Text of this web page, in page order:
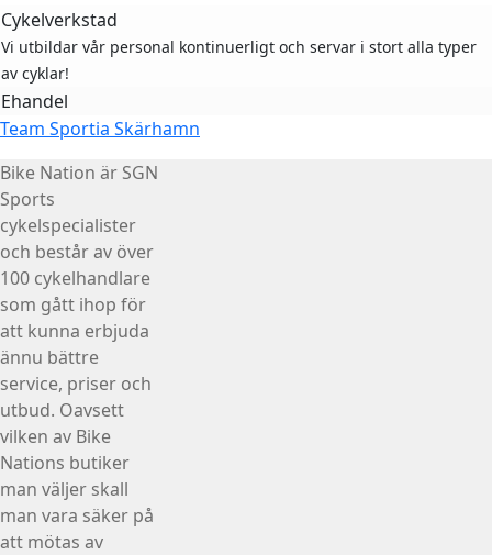
Cykelverkstad
Vi utbildar vår personal kontinuerligt och servar i stort alla typer
av cyklar!
Ehandel
Team Sportia Skärhamn
Bike Nation är SGN
Sports
cykelspecialister
och består av över
100 cykelhandlare
som gått ihop för
att kunna erbjuda
ännu bättre
service, priser och
utbud. Oavsett
vilken av Bike
Nations butiker
man väljer skall
man vara säker på
att mötas av